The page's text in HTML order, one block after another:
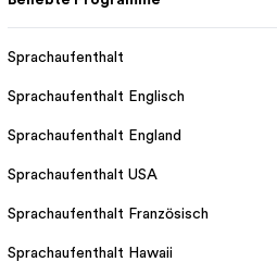
Sprachaufenthalt
Sprachaufenthalt Englisch
Sprachaufenthalt England
Sprachaufenthalt USA
Sprachaufenthalt Französisch
Sprachaufenthalt Hawaii